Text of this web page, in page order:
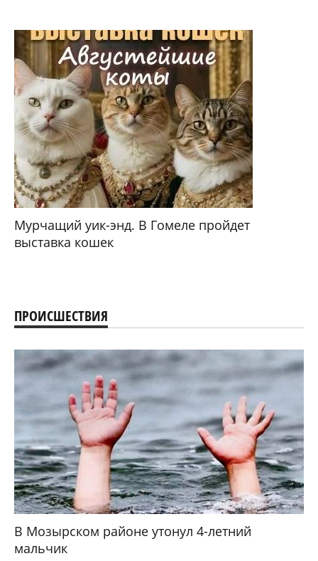
Мурчащий уик-энд. В Гомеле пройдет
выставка кошек
ПРОИСШЕСТВИЯ
В Мозырском районе утонул 4-летний
мальчик